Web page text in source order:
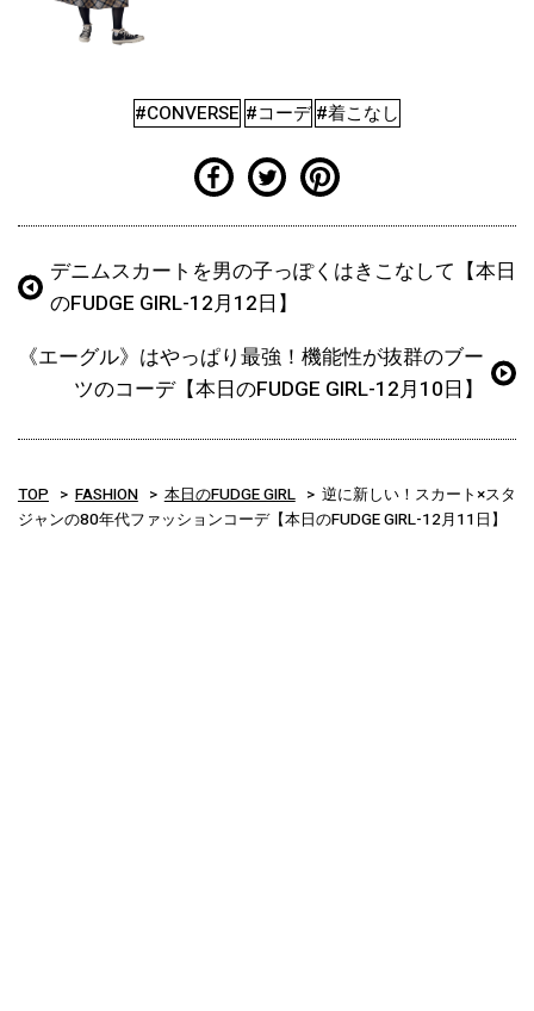
#CONVERSE #コーデ #着こなし
デニムスカートを男の子っぽくはきこなして【本日
のFUDGE GIRL-12月12日】
《エーグル》はやっぱり最強！機能性が抜群のブー
ツのコーデ【本日のFUDGE GIRL-12月10日】
TOP FASHION 本日のFUDGE GIRL
逆に新しい！スカート×スタ
ジャンの80年代ファッションコーデ【本日のFUDGE GIRL-12月11日】